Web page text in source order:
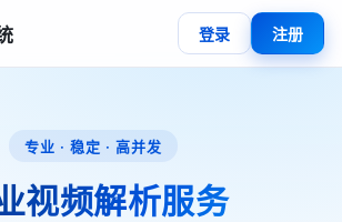
登录 注册
专业 · 稳定 · 高并发
视频解析服务